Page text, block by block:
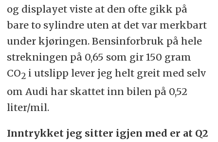
og displayet viste at den ofte gikk på
bare to sylindre uten at det var merkbart
under kjøringen. Bensinforbruk på hele
strekningen på 0,65 som gir 150 gram
CO2 i utslipp lever jeg helt greit med selv
om Audi har skattet inn bilen på 0,52
liter/mil.
Inntrykket jeg sitter igjen med er at Q2